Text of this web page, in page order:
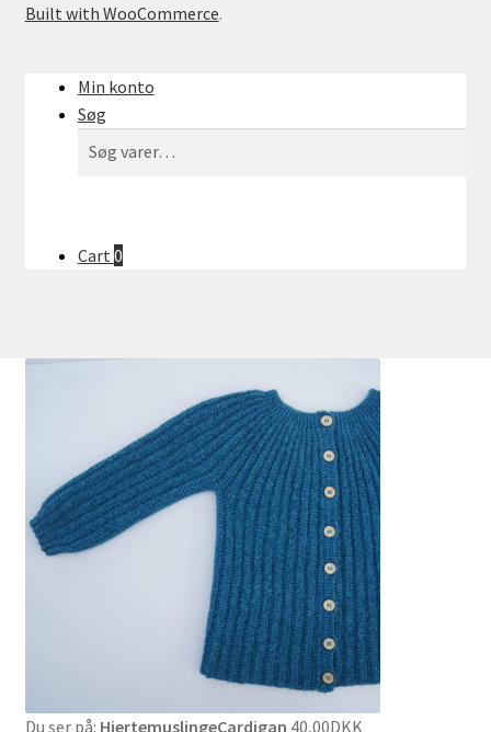
Built with WooCommerce.
Min konto
Søg
efter:
Cart 0
Du ser på: HjertemuslingeCardigan 40,00DKK